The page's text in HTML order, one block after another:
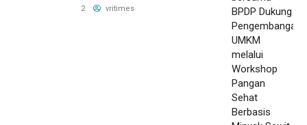
UMKM melalui Workshop
2 vritimes